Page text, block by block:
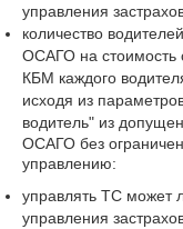
управления
количество
ОСАГО на стоимость
КБМ каждого
исходя из
водитель" из
ОСАГО без
управлению:
управлять ТС может
управления